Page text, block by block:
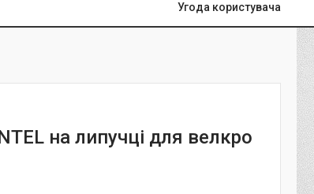
Угода користувача
на липучці для велкро